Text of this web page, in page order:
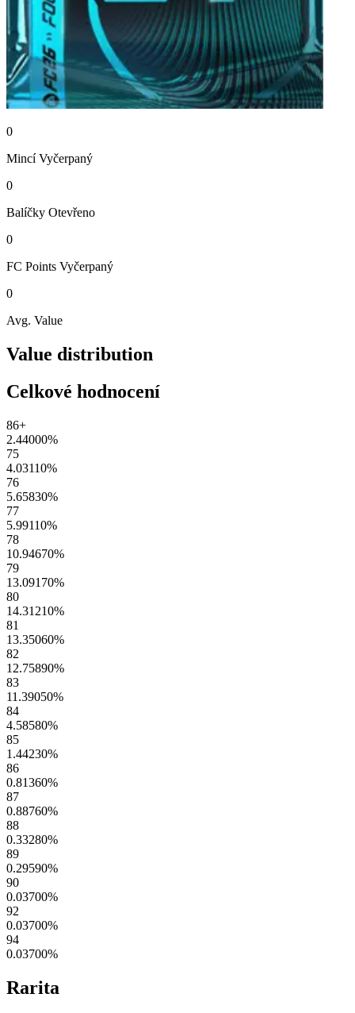
0
Mincí Vyčerpaný
0
Balíčky Otevřeno
0
FC Points Vyčerpaný
0
Avg. Value
Value distribution
Celkové hodnocení
86+
2.44000%
75
4.03110%
76
5.65830%
77
5.99110%
78
10.94670%
79
13.09170%
80
14.31210%
81
13.35060%
82
12.75890%
83
11.39050%
84
4.58580%
85
1.44230%
86
0.81360%
87
0.88760%
88
0.33280%
89
0.29590%
90
0.03700%
92
0.03700%
94
0.03700%
Rarita